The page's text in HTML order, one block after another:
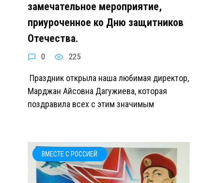
замечательное мероприятие,
приуроченное ко Дню защитников
Отечества.
0 225
Праздник открыла наша любимая директор,
Марджан Айсовна Дагужиева, которая
поздравила всех с этим значимым
ВМЕСТЕ С РОССИЕЙ